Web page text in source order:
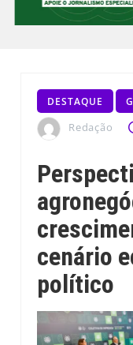
DESTAQUE
Redação
cenário
político